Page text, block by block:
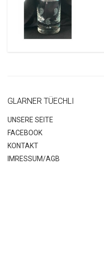
GLARNER TÜECHLI
UNSERE SEITE
FACEBOOK
KONTAKT
IMRESSUM/AGB